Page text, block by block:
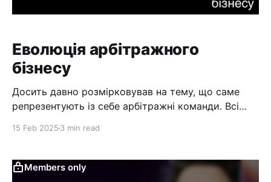
Еволюція арбітражного
бізнесу
Досить давно розмірковував на тему, що саме
репрезентують із себе арбітражні команди. Всі
разом. Вирішують проблеми. Досягають успіху.
Але чи правильно досі називати себе командою?
15 Feb 2025 3 min read
Members only